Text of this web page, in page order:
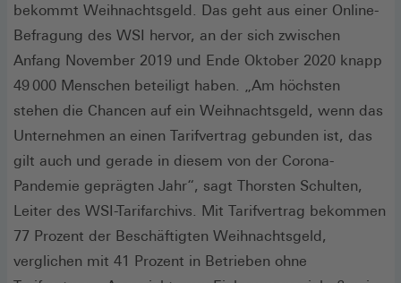
bekommt Weihnachtsgeld. Das geht aus einer Online-
Befragung des WSI hervor, an der sich zwischen
Anfang November 2019 und Ende Oktober 2020 knapp
49 000 Menschen beteiligt haben. „Am höchsten
stehen die Chancen auf ein Weihnachtsgeld, wenn das
Unternehmen an einen Tarifvertrag gebunden ist, das
gilt auch und gerade in diesem von der Corona-
Pandemie geprägten Jahr“, sagt Thorsten ­Schulten,
Leiter des WSI-Tarifarchivs. Mit Tarifvertrag bekommen
77 Prozent der Beschäftigten Weihnachtsgeld,
verglichen mit 41 Prozent in Betrieben ohne